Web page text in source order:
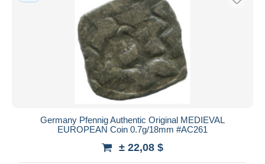
Germany Pfennig Authentic Original MEDIEVAL
EUROPEAN Coin 0.7g/18mm #AC261
± 22,08 $